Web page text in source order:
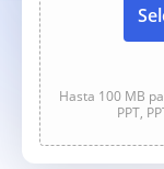
Hasta 100 MB
PPT,